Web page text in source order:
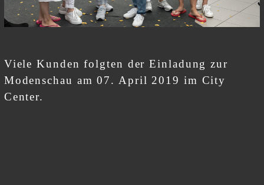
Viele Kunden folgten der Einladung zur
Modenschau am 07. April 2019 im City
Center.